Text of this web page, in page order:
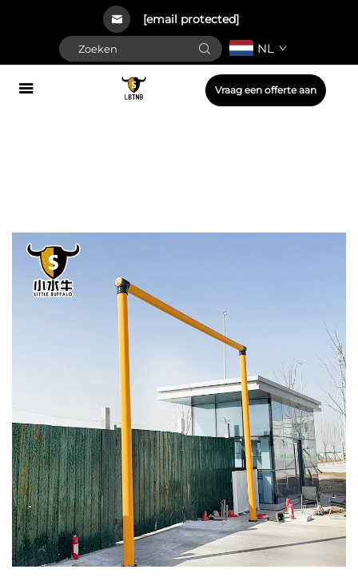
[email protected]
NL
Vraag een offerte aan